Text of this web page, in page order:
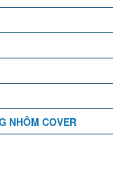
NHÔM COVER